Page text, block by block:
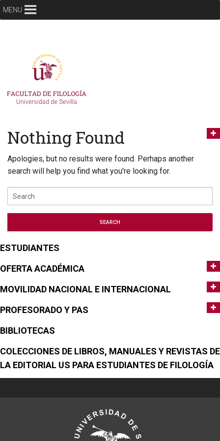
MENU
Nothing Found
Apologies, but no results were found. Perhaps another
search will help you find what you're looking for.
ESTUDIANTES
OFERTA ACADÉMICA
MOVILIDAD NACIONAL E INTERNACIONAL
PROFESORADO Y PAS
BIBLIOTECAS
COLECCIONES DE LIBROS, MANUALES Y REVISTAS DE
LA EDITORIAL US PARA ESTUDIANTES DE FILOLOGÍA